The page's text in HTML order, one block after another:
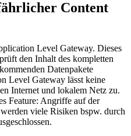
Content
Level Gateway. Dieses
den Inhalt des kompletten
Datenpakete
Level Gateway lässt keine
Internet und lokalem Netz zu.
Feature: Angriffe auf der
viele Risiken bspw. durch